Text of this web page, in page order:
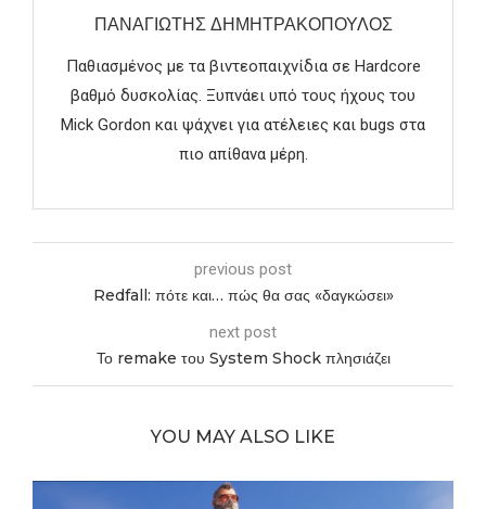
ΠΑΝΑΓΙΏΤΗΣ ΔΗΜΗΤΡΑΚΌΠΟΥΛΟΣ
Παθιασμένος με τα βιντεοπαιχνίδια σε Hardcore
βαθμό δυσκολίας. Ξυπνάει υπό τους ήχους του
Mick Gordon και ψάχνει για ατέλειες και bugs στα
πιο απίθανα μέρη.
previous post
Redfall: πότε και… πώς θα σας «δαγκώσει»
next post
Το remake του System Shock πλησιάζει
YOU MAY ALSO LIKE